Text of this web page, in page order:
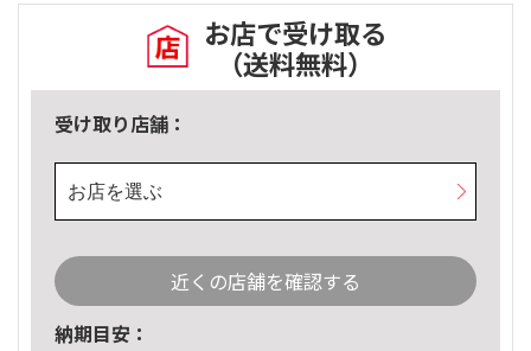
お店で受け取る
（送料無料）
受け取り店舗：
お店を選ぶ
近くの店舗を確認する
納期目安：